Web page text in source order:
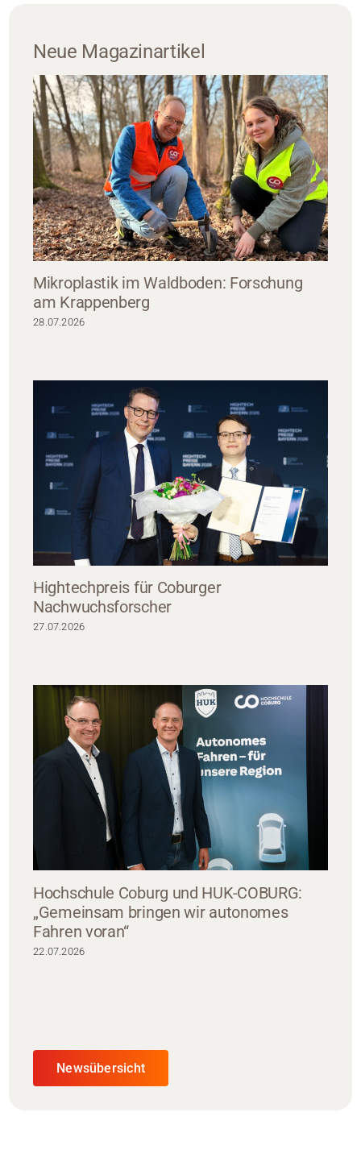
Neue Magazinartikel
Mikroplastik im Waldboden: Forschung
am Krappenberg
28.07.2026
Hightechpreis für Coburger
Nachwuchsforscher
27.07.2026
Hochschule Coburg und HUK-COBURG:
„Gemeinsam bringen wir autonomes
Fahren voran“
22.07.2026
Newsübersicht